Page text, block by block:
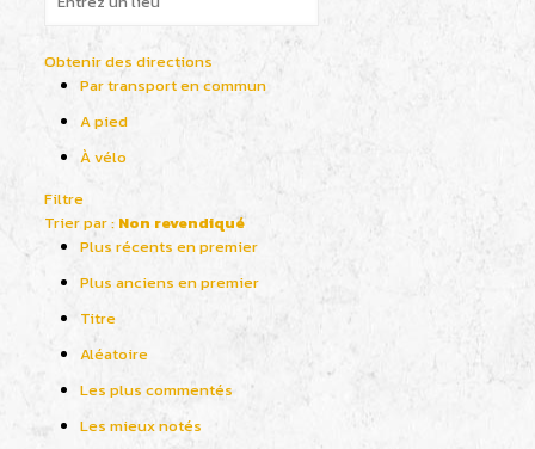
Obtenir des directions
Par transport en commun
A pied
À vélo
Filtre
Trier par : Non revendiqué
Plus récents en premier
Plus anciens en premier
Titre
Aléatoire
Les plus commentés
Les mieux notés